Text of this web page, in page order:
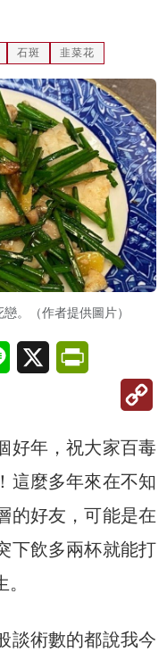
石斑 韭菜花
。（作者提供圖片）
Line X
好年，祝大家百毒
這麼多年來在不知
的好友，可能是在
下飲多兩杯就能打
談術數的都說我今